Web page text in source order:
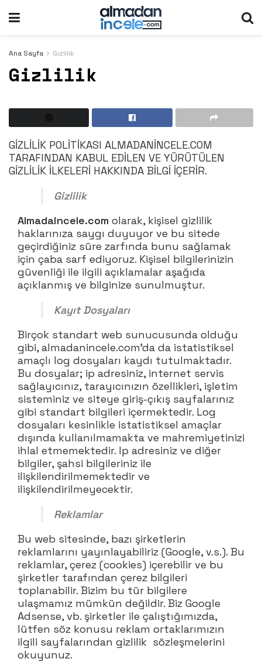
Ana Sayfa Gizlilik
Gizlilik
GİZLİLİK POLİTİKASI ALMADANİNCELE.COM
TARAFINDAN KABUL EDİLEN VE YÜRÜTÜLEN
GİZLİLİK İLKELERİ HAKKINDA BİLGİ İÇERİR.
Gizlilik
Almadaincele.com olarak, kişisel gizlilik
haklarınıza saygı duyuyor ve bu sitede
geçirdiğiniz süre zarfında bunu sağlamak
için çaba sarf ediyoruz. Kişisel bilgilerinizin
güvenliği ile ilgili açıklamalar aşağıda
açıklanmış ve bilginize sunulmuştur.
Kayıt Dosyaları
Birçok standart web sunucusunda olduğu
gibi, almadanincele.com’da da istatistiksel
amaçlı log dosyaları kaydı tutulmaktadır.
Bu dosyalar; ip adresiniz, internet servis
sağlayıcınız, tarayıcınızın özellikleri, işletim
sisteminiz ve siteye giriş-çıkış sayfalarınız
gibi standart bilgileri içermektedir. Log
dosyaları kesinlikle istatistiksel amaçlar
dışında kullanılmamakta ve mahremiyetinizi
ihlal etmemektedir. Ip adresiniz ve diğer
bilgiler, şahsi bilgileriniz ile
ilişkilendirilmemektedir ve
ilişkilendirilmeyecektir.
Reklamlar
Bu web sitesinde, bazı şirketlerin
reklamlarını yayınlayabiliriz (Google, v.s.). Bu
reklamlar, çerez (cookies) içerebilir ve bu
şirketler tarafından çerez bilgileri
toplanabilir. Bizim bu tür bilgilere
ulaşmamız mümkün değildir. Biz Google
Adsense, vb. şirketler ile çalıştığımızda,
lütfen söz konusu reklam ortaklarımızın
ilgili sayfalarından gizlilik sözleşmelerini
okuyunuz.